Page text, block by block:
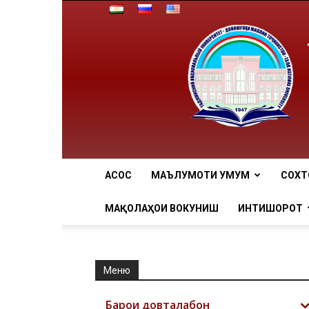
АCОСӢ МАЪЛУМОТИ УМУМӢ
МАҚОЛАҲОИ ВОКУНИШӢ ИНТИШОРОТ
Меню
Барои довталабон